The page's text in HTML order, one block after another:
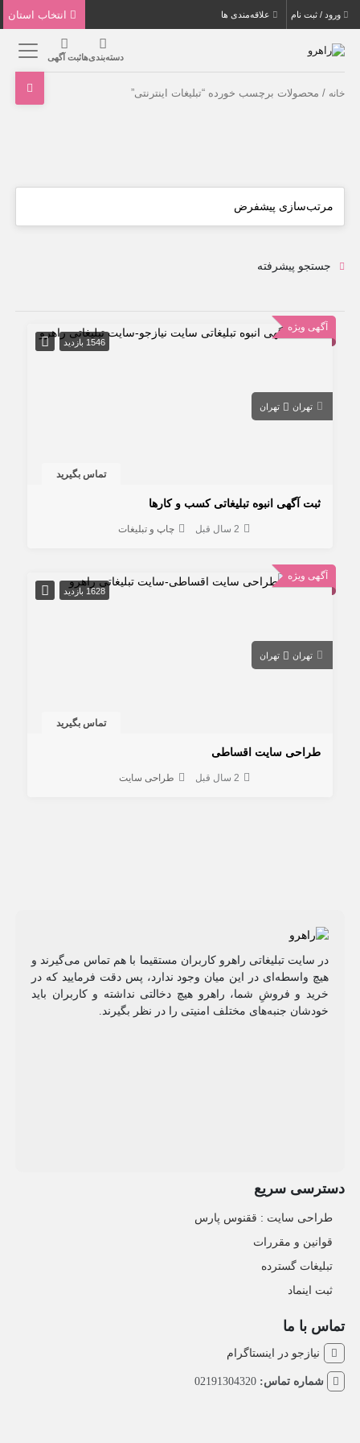
ورود / ثبت نام علاقه‌مندی ها
دسته‌بندی‌هاثبت آگهی
خانه / محصولات برچسب خورده “تبلیغات اینترنتی”
جستجو پیشرفته
آگهی ویژه
1546 بازدید
تهران تهران
تماس بگیرید
ثبت آگهی انبوه تبلیغاتی کسب و کارها
2 سال قبل چاپ و تبلیغات
آگهی ویژه
1628 بازدید
تهران تهران
تماس بگیرید
طراحی سایت اقساطی
2 سال قبل طراحی سایت
در سایت تبلیغاتی راهرو کاربران مستقیما با هم تماس می‌گیرند و
هیچ واسطه‌ای در این میان وجود ندارد، پس دقت فرمایید که در
خرید و فروشِ شما، راهرو هیچ دخالتی نداشته و کاربران باید
خودشان جنبه‌های مختلف امنیتی را در نظر بگیرند.
دسترسی سریع
طراحی سایت :‌ ققنوس پارس
قوانین و مقررات
تبلیغات گسترده
ثبت اینماد
تماس با ما
نیازجو در اینستاگرام
شماره تماس:02191304320